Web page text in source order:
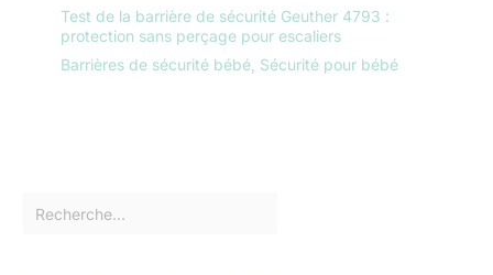
Test de la barrière de sécurité Geuther 4793 :
protection sans perçage pour escaliers
Barrières de sécurité bébé Sécurité pour bébé